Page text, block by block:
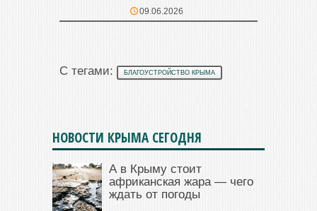
09.06.2026
С тегами: БЛАГОУСТРОЙСТВО КРЫМА
НОВОСТИ КРЫМА СЕГОДНЯ
А в Крыму стоит
африканская жара — чего
ждать от погоды